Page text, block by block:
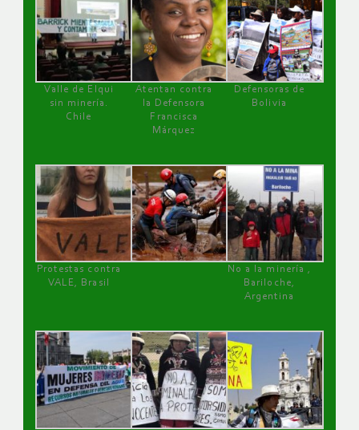
Valle de Elqui
sin minería.
Chile
Atentan contra
la Defensora
Francisca
Márquez
Defensoras de
Bolivia
Protestas contra
VALE, Brasil
No a la minería ,
Bariloche,
Argentina